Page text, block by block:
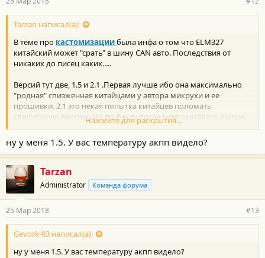
Tarzan написал(а):
В теме про кастомизациибыла инфа о том что ELM327
китайский может "срать" в шину CAN авто. Последствия от
никаких до писец каких.....
Версий тут две, 1.5 и 2.1 .Первая лучше ибо она максимально
"родная" спизженная китайцами у автора микрухи и ее
прошивки. 2.1 это некая попытка китайцев поломать
следующую версию. Но по факту последняя оказалась лучше
защищенной и китайцы не все удачно поломали, как следствие
- не все авто видят адаптер, не все программы с ней корректно
работают. У меня был 2.1 на Мазду сх5, половину параметров и
команд по протоколу CAN не работали. Купил 1.5 - все отлично.
Я бы лучшим вариантом делал бы подключение родным
адаптером для Тойота, даже из китая.
Нажмите для раскрытия...
ну у меня 1.5. У вас температуру акпп видело?
Tarzan
Administrator Команда форума
25 Мар 2018 #13
Gevork-93 написал(а):
ну у меня 1.5. У вас температуру акпп видело?